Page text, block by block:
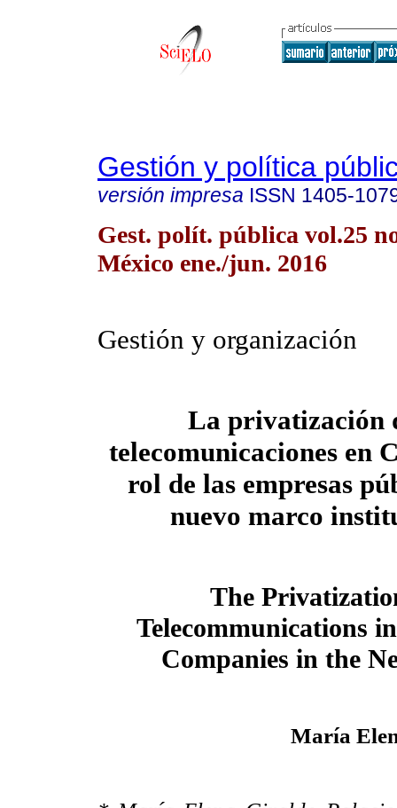
Gestión y política
versión impresa ISSN 1405-
Gest. polít. pública vol.25
México ene./jun. 2016
Gestión y organización
La privatización
telecomunicaciones en
rol de las empresas
nuevo marco
The
Telecommunications
Companies in the
María